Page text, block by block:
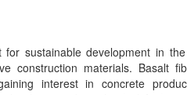
sustainable development in
construction materials. Basalt
interest in concrete